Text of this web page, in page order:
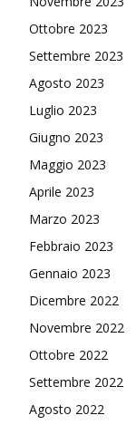
Ottobre 2023
Settembre 2023
Agosto 2023
Luglio 2023
Giugno 2023
Maggio 2023
Aprile 2023
Marzo 2023
Febbraio 2023
Gennaio 2023
Dicembre 2022
Novembre 2022
Ottobre 2022
Settembre 2022
Agosto 2022